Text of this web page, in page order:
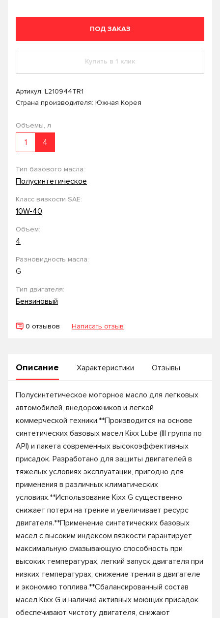
ПОД ЗАКАЗ
Купить в 1 клик
Артикул: L210944TR1
Страна производителя: Южная Корея
Объемы, л
1 4
Тип базового масла:
Полусинтетическое
Класс вязкости SAE:
10W-40
Объем:
4
Разновидность масла:
G
Тип двигателя:
Бензиновый
0 отзывов Написать отзыв
Описание Характеристики Отзывы
Полусинтетическое моторное масло для легковых
автомобилей, внедорожников и легкой
коммерческой техники.**Производится на основе
синтетических базовых масел Kixx Lube (III группа по
API) и пакета современных высокоэффективных
присадок. Разработано для защиты двигателей в
тяжелых условиях эксплуатации, пригодно для
применения в различных климатических
условиях.**Использование Kixx G существенно
снижает потери на трение и увеличивает ресурс
двигателя.**Применение синтетических базовых
масел с высоким индексом вязкости гарантирует
максимальную смазывающую способность при
высоких температурах, легкий запуск двигателя при
низких температурах, снижение трения в двигателе
и экономию топлива.**Сбалансированный состав
масел Kixx G и наличие активных моющих присадок
обеспечивают чистоту двигателя, снижают